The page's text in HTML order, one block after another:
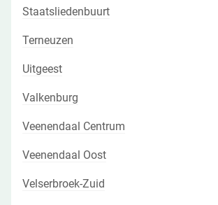
Staatsliedenbuurt
Terneuzen
Uitgeest
Valkenburg
Veenendaal Centrum
Veenendaal Oost
Velserbroek-Zuid